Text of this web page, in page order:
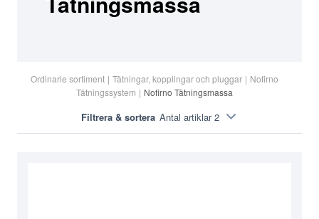
Ordinarie sortiment | Tätningar, kopplingar och pluggar | Nofirno
Tätningssystem | Nofirno Tätningsmassa
Filtrera & sortera Antal artiklar 2